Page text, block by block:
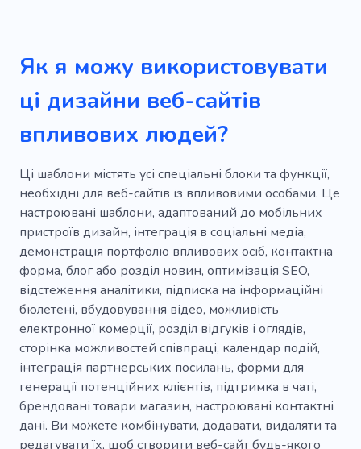
Розробник
Мінімалістичний
Брендбук
Колега по роботі
Управління
Спонсор
Бізнесмен
Різниця
Цифровий брендинг
Англійські правила
Швидке навчання
Орієнтований на результат
Роздрібні торговці
Дохід Напівпрофі
Як я можу використовувати
ці дизайни веб-сайтів
впливових людей?
Ці шаблони містять усі спеціальні блоки та функції,
необхідні для веб-сайтів із впливовими особами. Це
настроювані шаблони, адаптований до мобільних
пристроїв дизайн, інтеграція в соціальні медіа,
демонстрація портфоліо впливових осіб, контактна
форма, блог або розділ новин, оптимізація SEO,
відстеження аналітики, підписка на інформаційні
бюлетені, вбудовування відео, можливість
електронної комерції, розділ відгуків і оглядів,
сторінка можливостей співпраці, календар подій,
інтеграція партнерських посилань, форми для
генерації потенційних клієнтів, підтримка в чаті,
брендовані товари магазин, настроювані контактні
дані. Ви можете комбінувати, додавати, видаляти та
редагувати їх, щоб створити веб-сайт будь-якого